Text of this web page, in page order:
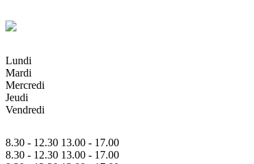
Lundi
Mardi
Mercredi
Jeudi
Vendredi
8.30 - 12.30 13.00 - 17.00
8.30 - 12.30 13.00 - 17.00